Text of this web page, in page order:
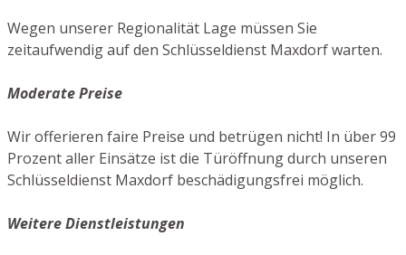
Wegen unserer Regionalität Lage müssen Sie
zeitaufwendig auf den Schlüsseldienst Maxdorf warten.
Moderate Preise
Wir offerieren faire Preise und betrügen nicht! In über 99
Prozent aller Einsätze ist die Türöffnung durch unseren
Schlüsseldienst Maxdorf beschädigungsfrei möglich.
Weitere Dienstleistungen